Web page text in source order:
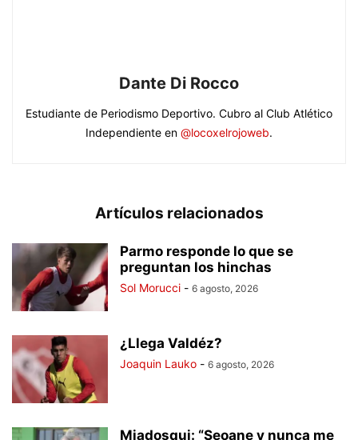
Dante Di Rocco
Estudiante de Periodismo Deportivo. Cubro al Club Atlético
Independiente en @locoxelrojoweb.
Artículos relacionados
Parmo responde lo que se
preguntan los hinchas
Sol Morucci - 6 agosto, 2026
¿Llega Valdéz?
Joaquin Lauko - 6 agosto, 2026
Miadosqui: “Seoane y nunca me